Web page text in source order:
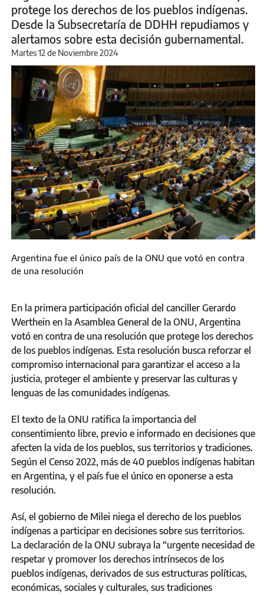
protege los derechos de los pueblos indígenas.
Desde la Subsecretaría de DDHH repudiamos y
alertamos sobre esta decisión gubernamental.
Martes 12 de Noviembre 2024
Argentina fue el único país de la ONU que votó en contra
de una resolución
En la primera participación oficial del canciller Gerardo
Werthein en la Asamblea General de la ONU, Argentina
votó en contra de una resolución que protege los derechos
de los pueblos indígenas. Esta resolución busca reforzar el
compromiso internacional para garantizar el acceso a la
justicia, proteger el ambiente y preservar las culturas y
lenguas de las comunidades indígenas.
El texto de la ONU ratifica la importancia del
consentimiento libre, previo e informado en decisiones que
afecten la vida de los pueblos, sus territorios y tradiciones.
Según el Censo 2022, más de 40 pueblos indígenas habitan
en Argentina, y el país fue el único en oponerse a esta
resolución.
Así, el gobierno de Milei niega el derecho de los pueblos
indígenas a participar en decisiones sobre sus territorios.
La declaración de la ONU subraya la “urgente necesidad de
respetar y promover los derechos intrínsecos de los
pueblos indígenas, derivados de sus estructuras políticas,
económicas, sociales y culturales, sus tradiciones